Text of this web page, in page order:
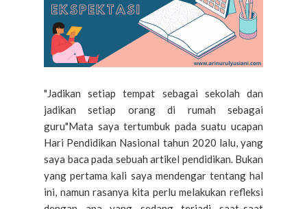
"Jadikan setiap tempat sebagai sekolah dan
jadikan setiap orang di rumah sebagai
guru"Mata saya tertumbuk pada suatu ucapan
Hari Pendidikan Nasional tahun 2020 lalu, yang
saya baca pada sebuah artikel pendidikan. Bukan
yang pertama kali saya mendengar tentang hal
ini, namun rasanya kita perlu melakukan refleksi